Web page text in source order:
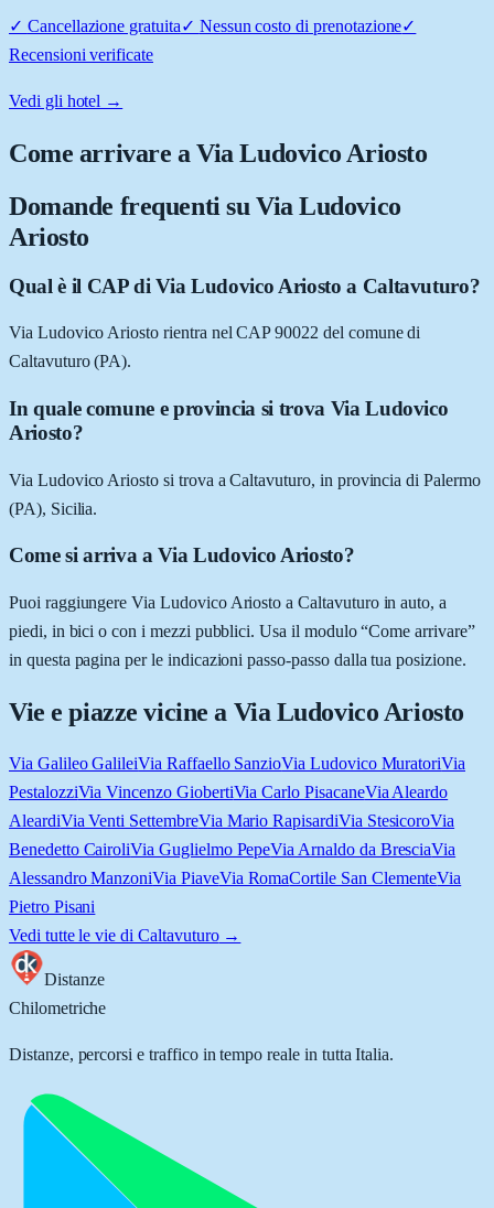
✓ Cancellazione gratuita✓ Nessun costo di prenotazione✓
Recensioni verificate
Vedi gli hotel →
Come arrivare aVia Ludovico Ariosto
Domande frequenti su Via Ludovico
Ariosto
Qual è il CAP di Via Ludovico Ariosto a Caltavuturo?
Via Ludovico Ariosto rientra nel CAP 90022 del comune di
Caltavuturo (PA).
In quale comune e provincia si trova Via Ludovico
Ariosto?
Via Ludovico Ariosto si trova a Caltavuturo, in provincia di Palermo
(PA), Sicilia.
Come si arriva a Via Ludovico Ariosto?
Puoi raggiungere Via Ludovico Ariosto a Caltavuturo in auto, a
piedi, in bici o con i mezzi pubblici. Usa il modulo “Come arrivare”
in questa pagina per le indicazioni passo-passo dalla tua posizione.
Vie e piazze vicine a Via Ludovico Ariosto
Via Galileo GalileiVia Raffaello SanzioVia Ludovico MuratoriVia
PestalozziVia Vincenzo GiobertiVia Carlo PisacaneVia Aleardo
AleardiVia Venti SettembreVia Mario RapisardiVia StesicoroVia
Benedetto CairoliVia Guglielmo PepeVia Arnaldo da BresciaVia
Alessandro ManzoniVia PiaveVia RomaCortile San ClementeVia
Pietro Pisani
Vedi tutte le vie di Caltavuturo→
Distanze
Chilometriche
Distanze, percorsi e traffico in tempo reale in tutta Italia.